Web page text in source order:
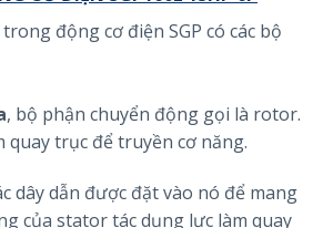
động cơ điện SGP có các bộ
, bộ phận chuyển động gọi là rotor.
quay trục để truyền cơ năng.
dây dẫn được đặt vào nó để mang
của stator tác dụng lực làm quay